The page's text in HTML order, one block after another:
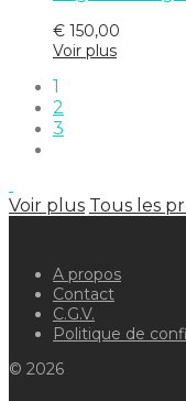
€ 150,00
Voir plus
1
2
3
Voir plus Tous les
A propos
Contact
C.G.V.
Politique de
© 2026